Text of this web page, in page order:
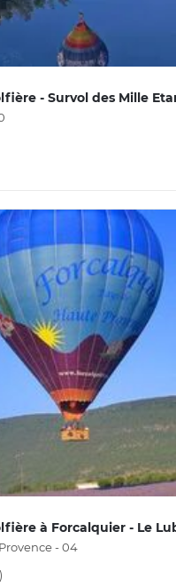
- Survol des Mille
à Forcalquier - Le
- 04